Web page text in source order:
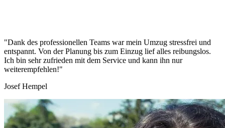
"Dank des professionellen Teams war mein Umzug stressfrei und
entspannt. Von der Planung bis zum Einzug lief alles reibungslos.
Ich bin sehr zufrieden mit dem Service und kann ihn nur
weiterempfehlen!"
Josef Hempel